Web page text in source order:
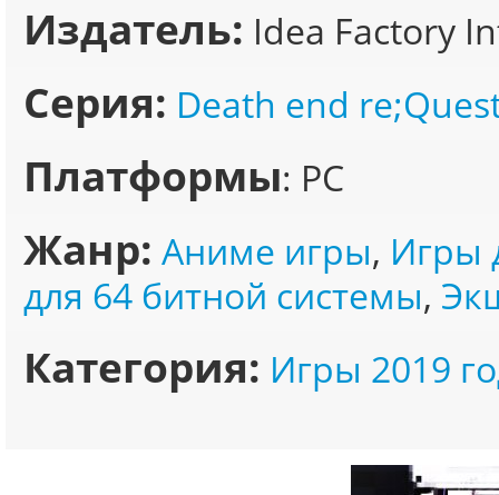
Издатель: Idea Factory
Серия: Death end
Платформы: PC
Жанр: Аниме игры, Игры
для 64 битной системы,
Категория: Игры 2019